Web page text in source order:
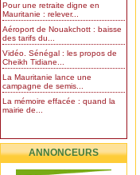
Pour une retraite digne en
Mauritanie : relever...
Aéroport de Nouakchott : baisse
des tarifs du...
Vidéo. Sénégal : les propos de
Cheikh Tidiane...
La Mauritanie lance une
campagne de semis...
La mémoire effacée : quand la
mairie de...
ANNONCEURS